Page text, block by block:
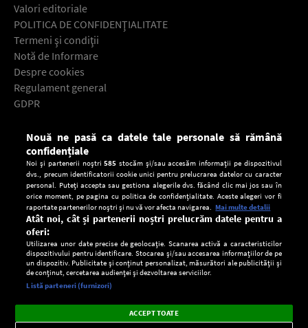
Valori editoriale
POLITICA DE CONFIDENŢIALITATE
Termeni şi condiţii
Notă de Informare
Despre cookies
Regulament general
GDPR
Descarcă gratuit aplicaţia Europa FM pentru smartphone:
Setări:
Dark
Mode
Radio live, podcasturi, știri și alerte
importante.
×
Nouă ne pasă ca datele tale personale să rămână
confidențiale
Noi și partenerii noștri585 stocăm și/sau accesăm informații pe dispozitivul
dvs., precum identificatorii cookie unici pentru prelucrarea datelor cu caracter
personal. Puteți accepta sau gestiona alegerile dvs. făcând clic mai jos sau în
orice moment, pe pagina cu politica de confidențialitate. Aceste alegeri vor fi
raportate partenerilor noștri și nu vă vor afecta navigarea. Mai multe detalii
Atât noi, cât și partenerii noștri prelucrăm datele pentru a
oferi:
Utilizarea unor date precise de geolocație. Scanarea activă a caracteristicilor
dispozitivului pentru identificare. Stocarea și/sau accesarea informațiilor de pe
un dispozitiv. Publicitate și conținut personalizat, măsurători ale publicității și
de conținut, cercetarea audienței și dezvoltarea serviciilor.
Listă parteneri (furnizori)
ACCEPT TOATE